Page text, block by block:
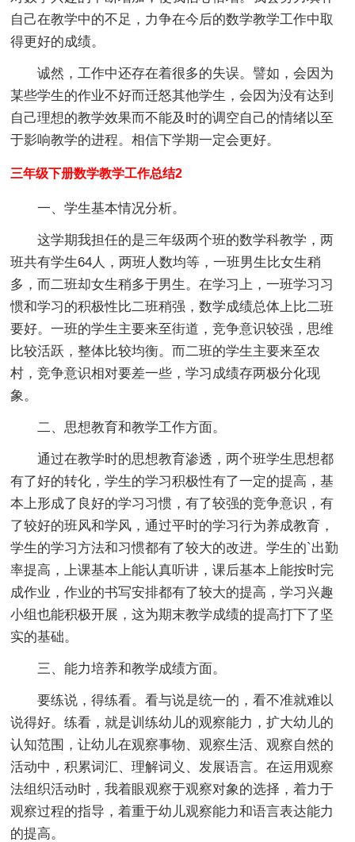
自己在教学中的不足，力争在今后的数学教学工作中取
得更好的成绩。
诚然，工作中还存在着很多的失误。譬如，会因为
某些学生的作业不好而迁怒其他学生，会因为没有达到
自己理想的教学效果而不能及时的调空自己的情绪以至
于影响教学的进程。相信下学期一定会更好。
三年级下册数学教学工作总结2
一、学生基本情况分析。
这学期我担任的是三年级两个班的数学科教学，两
班共有学生64人，两班人数均等，一班男生比女生稍
多，而二班却女生稍多于男生。在学习上，一班学习习
惯和学习的积极性比二班稍强，数学成绩总体上比二班
要好。一班的学生主要来至街道，竞争意识较强，思维
比较活跃，整体比较均衡。而二班的学生主要来至农
村，竞争意识相对要差一些，学习成绩存两极分化现
象。
二、思想教育和教学工作方面。
通过在教学时的思想教育渗透，两个班学生思想都
有了好的转化，学生的学习积极性有了一定的提高，基
本上形成了良好的学习习惯，有了较强的竞争意识，有
了较好的班风和学风，通过平时的学习行为养成教育，
学生的学习方法和习惯都有了较大的改进。学生的`出勤
率提高，上课基本上能认真听讲，课后基本上能按时完
成作业，作业的书写安排都有了较大的提高，学习兴趣
小组也能积极开展，这为期末教学成绩的提高打下了坚
实的基础。
三、能力培养和教学成绩方面。
要练说，得练看。看与说是统一的，看不准就难以
说得好。练看，就是训练幼儿的观察能力，扩大幼儿的
认知范围，让幼儿在观察事物、观察生活、观察自然的
活动中，积累词汇、理解词义、发展语言。在运用观察
法组织活动时，我着眼观察于观察对象的选择，着力于
观察过程的指导，着重于幼儿观察能力和语言表达能力
的提高。